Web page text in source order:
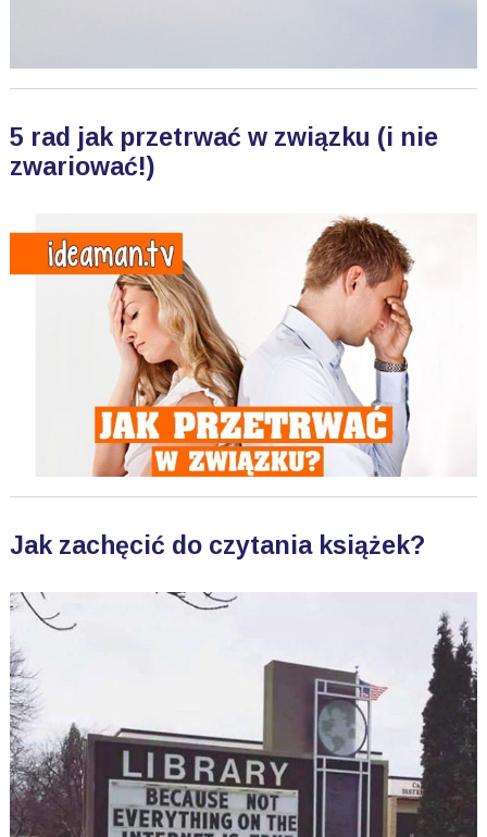
5 rad jak przetrwać w związku (i nie
zwariować!)
Jak zachęcić do czytania książek?